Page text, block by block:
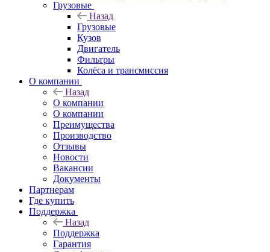
Грузовые
Назад
Грузовые
Кузов
Двигатель
Фильтры
Колёса и трансмиссия
О компании
Назад
О компании
О компании
Преимущества
Производство
Отзывы
Новости
Вакансии
Документы
Партнерам
Где купить
Поддержка
Назад
Поддержка
Гарантия